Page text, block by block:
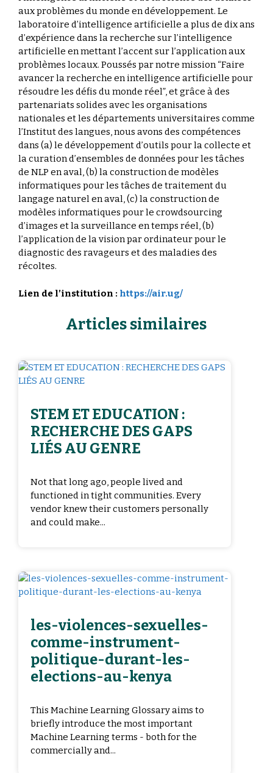
aux problèmes du monde en développement. Le
laboratoire d’intelligence artificielle a plus de dix ans
d’expérience dans la recherche sur l’intelligence
artificielle en mettant l’accent sur l’application aux
problèmes locaux. Poussés par notre mission “Faire
avancer la recherche en intelligence artificielle pour
résoudre les défis du monde réel”, et grâce à des
partenariats solides avec les organisations
nationales et les départements universitaires comme
l’Institut des langues, nous avons des compétences
dans (a) le développement d’outils pour la collecte et
la curation d’ensembles de données pour les tâches
de NLP en aval, (b) la construction de modèles
informatiques pour les tâches de traitement du
langage naturel en aval, (c) la construction de
modèles informatiques pour le crowdsourcing
d’images et la surveillance en temps réel, (b)
l’application de la vision par ordinateur pour le
diagnostic des ravageurs et des maladies des
récoltes.
Lien de l’institution : https://air.ug/
Articles similaires
STEM ET EDUCATION :
RECHERCHE DES GAPS
LIÉS AU GENRE
Not that long ago, people lived and
functioned in tight communities. Every
vendor knew their customers personally
and could make...
les-violences-sexuelles-
comme-instrument-
politique-durant-les-
elections-au-kenya
This Machine Learning Glossary aims to
briefly introduce the most important
Machine Learning terms - both for the
commercially and...